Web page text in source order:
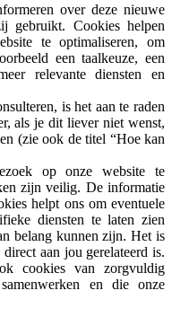
over deze nieuwe
gebruikt. Cookies helpen
te optimaliseren, om
een taalkeuze, een
relevante diensten en
is het aan te raden
als je dit liever niet wenst,
(zie ook de titel “Hoe kan
op onze website te
zijn veilig. De informatie
helpt ons om eventuele
diensten te laten zien
belang kunnen zijn. Het is
aan jou gerelateerd is.
cookies van zorgvuldig
en die onze